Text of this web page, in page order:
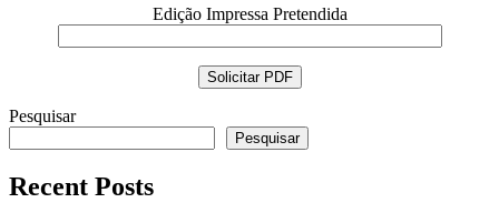
Edição Impressa Pretendida
Pesquisar
Pesquisar
Recent Posts